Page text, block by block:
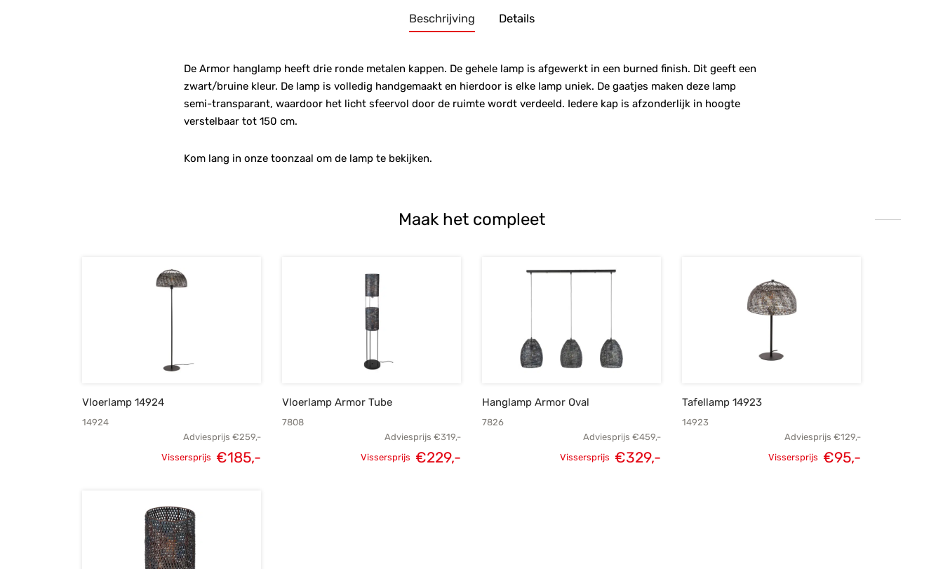
Beschrijving Details
De Armor hanglamp heeft drie ronde metalen kappen. De gehele lamp is afgewerkt in een burned finish. Dit geeft een
zwart/bruine kleur. De lamp is volledig handgemaakt en hierdoor is elke lamp uniek. De gaatjes maken deze lamp
semi-transparant, waardoor het licht sfeervol door de ruimte wordt verdeeld. Iedere kap is afzonderlijk in hoogte
verstelbaar tot 150 cm.
Kom lang in onze toonzaal om de lamp te bekijken.
Maak het compleet
Vloerlamp 14924
14924
Adviesprijs €259,-
Vissersprijs €185,-
Vloerlamp Armor Tube
7808
Adviesprijs €319,-
Vissersprijs €229,-
Hanglamp Armor Oval
7826
Adviesprijs €459,-
Vissersprijs €329,-
Tafellamp 14923
14923
Adviesprijs €129,-
Vissersprijs €95,-